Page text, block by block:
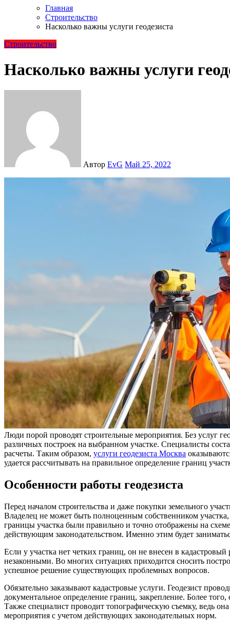
Главная
Строительство
Насколько важны услуги геодезиста
Строительство
Насколько важны услуги
Автор EvG Май 25, 2022
Люди порой проводят строительные мероприятия. Без услуг
различных построек на выбранном участке. Специалисты
расчеты. Таким образом, услуги геодезиста Москва
удается рассчитывать на правильное определение границ
Особенности работы геодезиста
Перед началом строительства и даже покупки земельного
Владелец не может быть полноценным собственником
границы участка были правильно и точно отображены на
действующим законодательством. Именно этим будет
Если у участка нет четких границ, он не внесен в
незаконными. Во многих ситуациях приходится сносить
успешное решение существующих проблемных вопросов.
Обязательно заказывают кадастровые услуги. Геодезист
документальное определение границ, закрепление. Более
Также специалист проводит топографическую съемку, ведь
мероприятия с учетом действующих законодательных норм.